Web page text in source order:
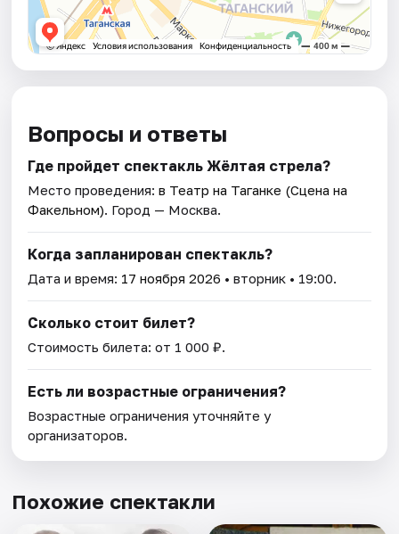
Вопросы и ответы
Где пройдет спектакль Жёлтая стрела?
Место проведения:в Театр на Таганке (Сцена на
Факельном). Город — Москва.
Когда запланирован спектакль?
Дата и время: 17 ноября 2026 • вторник • 19:00.
Сколько стоит билет?
Стоимость билета: от 1 000 ₽.
Есть ли возрастные ограничения?
Возрастные ограничения уточняйте у
организаторов.
Похожие спектакли